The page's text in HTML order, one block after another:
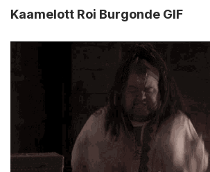
Kaamelott Roi Burgonde GIF